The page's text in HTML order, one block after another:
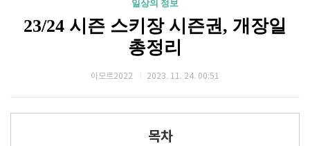
일상의 정보
23/24 시즌 스키장 시즌권, 개장일
총정리
아모르2022 2023. 11. 24. 00:51
목차